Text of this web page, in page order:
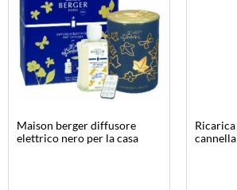
maison berger diffusore
elettrico nero per la casa
ricarica 200ml arancio &
cannella